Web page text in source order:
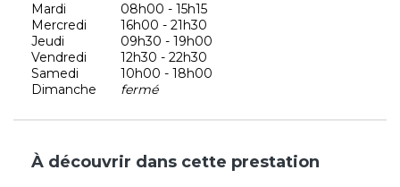
Mardi
08h00 - 15h15
Mercredi
16h00 - 21h30
Jeudi
09h30 - 19h00
Vendredi
12h30 - 22h30
Samedi
10h00 - 18h00
Dimanche
fermé
À découvrir dans cette prestation